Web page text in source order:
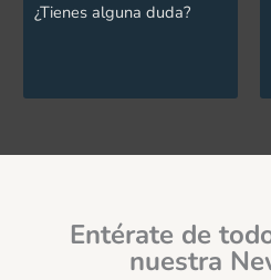
¿Tienes alguna duda?
Entérate de
nuestra